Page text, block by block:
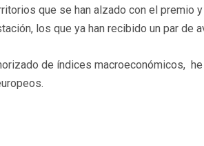
que se han alzado con el premio
los que ya han recibido un par de
de índices macroeconómicos,